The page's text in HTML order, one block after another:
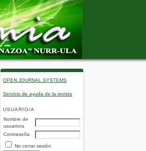
OPEN JOURNAL SYSTEMS
Servicio de ayuda de la revista
USUARIO/A
Nombre de
usuario/a
Contraseña
No cerrar sesión